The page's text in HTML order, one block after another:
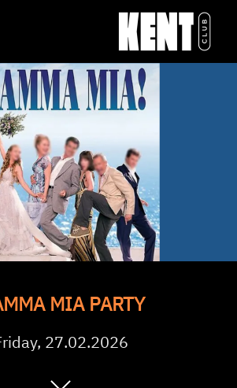
MIA PARTY
27.02.2026